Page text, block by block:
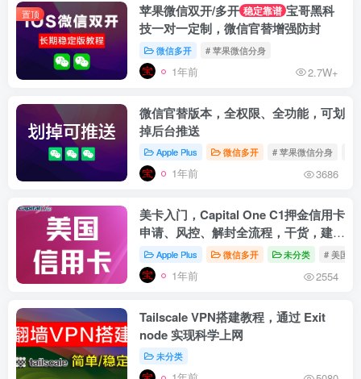
置顶 苹果微信双开/多开 稳定靠谱 宝哥黑科
技一对一定制，微信官替增强防封
微信多开 # 苹果微信分身
1年前 2.7W+
微信官替版本，全权限、全功能，可划
掉后台推送
Apple Plus 微信多开 # 苹果微信分身
1年前 3686
美卡入门，Capital One C1押金信用卡
申请、风控、解封全流程，干货，建议
收藏Apple Plus 微信多开 未分类 # 美国信
1年前 2554
Tailscale VPN搭建教程，通过 Exit
node 实现科学上网
未分类